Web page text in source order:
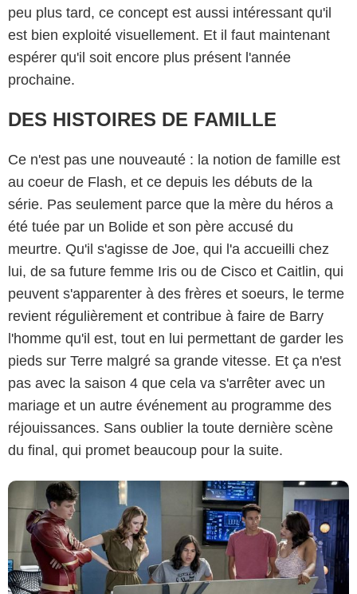
peu plus tard, ce concept est aussi intéressant qu'il
est bien exploité visuellement. Et il faut maintenant
espérer qu'il soit encore plus présent l'année
prochaine.
DES HISTOIRES DE FAMILLE
Ce n'est pas une nouveauté : la notion de famille est
au coeur de Flash, et ce depuis les débuts de la
série. Pas seulement parce que la mère du héros a
été tuée par un Bolide et son père accusé du
meurtre. Qu'il s'agisse de Joe, qui l'a accueilli chez
lui, de sa future femme Iris ou de Cisco et Caitlin, qui
peuvent s'apparenter à des frères et soeurs, le terme
revient régulièrement et contribue à faire de Barry
l'homme qu'il est, tout en lui permettant de garder les
pieds sur Terre malgré sa grande vitesse. Et ça n'est
pas avec la saison 4 que cela va s'arrêter avec un
mariage et un autre événement au programme des
réjouissances. Sans oublier la toute dernière scène
du final, qui promet beaucoup pour la suite.